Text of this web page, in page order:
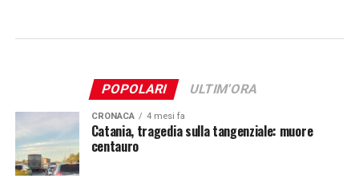
POPOLARI ULTIM'ORA
CRONACA 4 mesi fa
Catania, tragedia sulla tangenziale: muore
centauro